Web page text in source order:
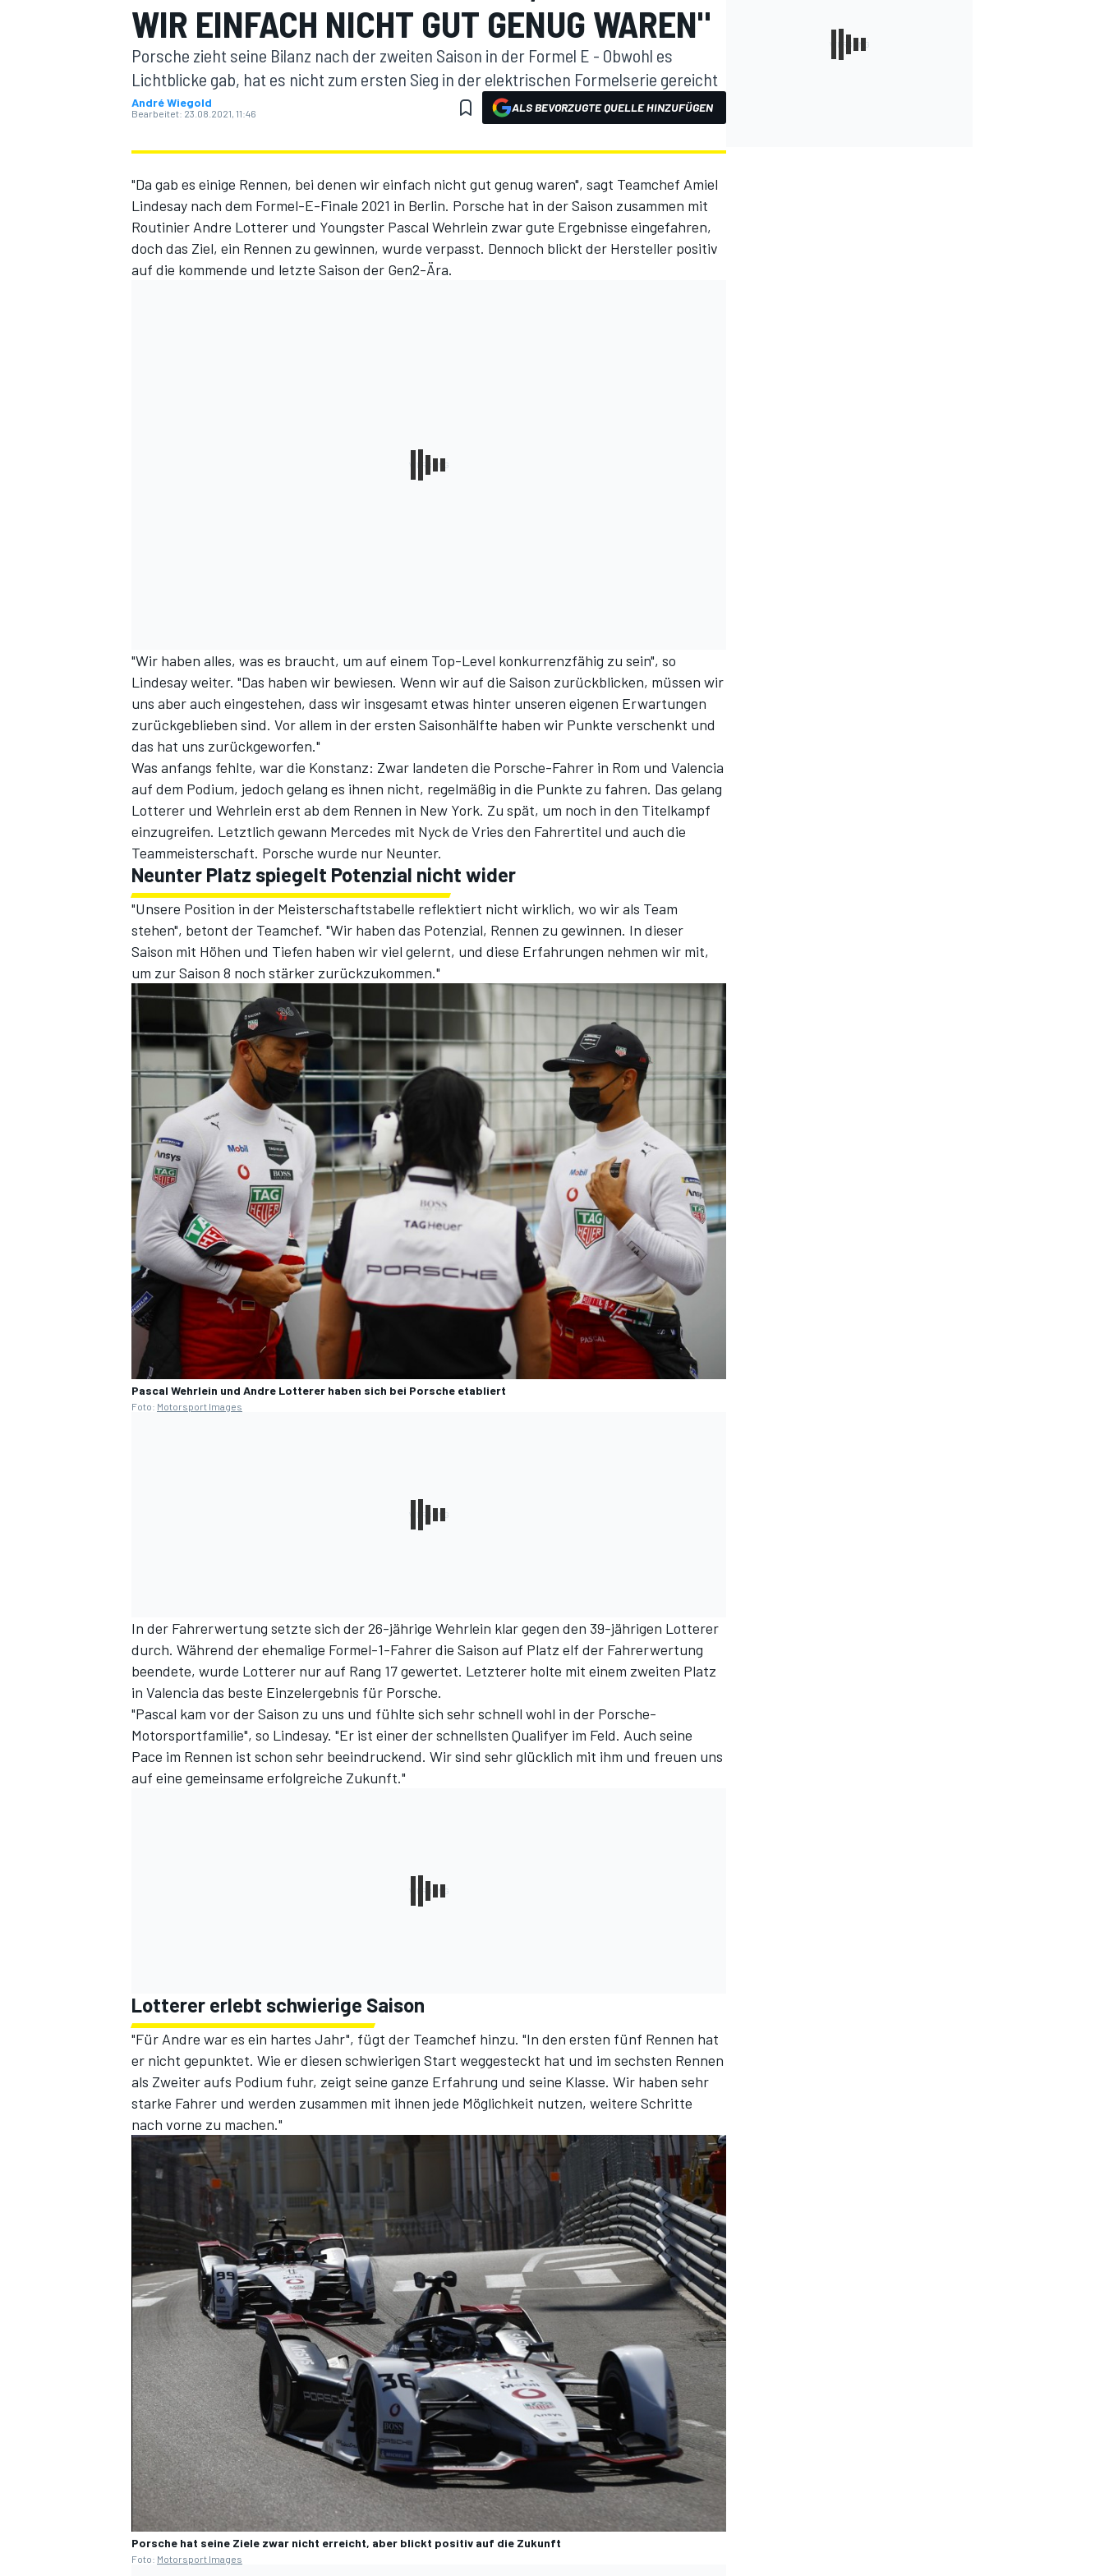
SPORTWAGEN
WIR EINFACH NICHT GUT GENUG WAREN"
Porsche zieht seine Bilanz nach der zweiten Saison in der Formel E - Obwohl es
Lichtblicke gab, hat es nicht zum ersten Sieg in der elektrischen Formelserie gereicht
André Wiegold
Bearbeitet: 23.08.2021, 11:46 ALS BEVORZUGTE QUELLE HINZUFÜGEN
"Da gab es einige Rennen, bei denen wir einfach nicht gut genug waren", sagt Teamchef Amiel
Lindesay nach dem Formel-E-Finale 2021 in Berlin. Porsche hat in der Saison zusammen mit
Routinier Andre Lotterer und Youngster Pascal Wehrlein zwar gute Ergebnisse eingefahren,
doch das Ziel, ein Rennen zu gewinnen, wurde verpasst. Dennoch blickt der Hersteller positiv
auf die kommende und letzte Saison der Gen2-Ära.
"Wir haben alles, was es braucht, um auf einem Top-Level konkurrenzfähig zu sein", so
Lindesay weiter. "Das haben wir bewiesen. Wenn wir auf die Saison zurückblicken, müssen wir
uns aber auch eingestehen, dass wir insgesamt etwas hinter unseren eigenen Erwartungen
zurückgeblieben sind. Vor allem in der ersten Saisonhälfte haben wir Punkte verschenkt und
das hat uns zurückgeworfen."
Was anfangs fehlte, war die Konstanz: Zwar landeten die Porsche-Fahrer in Rom und Valencia
auf dem Podium, jedoch gelang es ihnen nicht, regelmäßig in die Punkte zu fahren. Das gelang
Lotterer und Wehrlein erst ab dem Rennen in New York. Zu spät, um noch in den Titelkampf
einzugreifen. Letztlich gewann Mercedes mit Nyck de Vries den Fahrertitel und auch die
Teammeisterschaft. Porsche wurde nur Neunter.
Neunter Platz spiegelt Potenzial nicht wider
"Unsere Position in der Meisterschaftstabelle reflektiert nicht wirklich, wo wir als Team
stehen", betont der Teamchef. "Wir haben das Potenzial, Rennen zu gewinnen. In dieser
Saison mit Höhen und Tiefen haben wir viel gelernt, und diese Erfahrungen nehmen wir mit,
um zur Saison 8 noch stärker zurückzukommen."
Pascal Wehrlein und Andre Lotterer haben sich bei Porsche etabliert
Foto: Motorsport Images
In der Fahrerwertung setzte sich der 26-jährige Wehrlein klar gegen den 39-jährigen Lotterer
durch. Während der ehemalige Formel-1-Fahrer die Saison auf Platz elf der Fahrerwertung
beendete, wurde Lotterer nur auf Rang 17 gewertet. Letzterer holte mit einem zweiten Platz
in Valencia das beste Einzelergebnis für Porsche.
"Pascal kam vor der Saison zu uns und fühlte sich sehr schnell wohl in der Porsche-
Motorsportfamilie", so Lindesay. "Er ist einer der schnellsten Qualifyer im Feld. Auch seine
Pace im Rennen ist schon sehr beeindruckend. Wir sind sehr glücklich mit ihm und freuen uns
auf eine gemeinsame erfolgreiche Zukunft."
Lotterer erlebt schwierige Saison
"Für Andre war es ein hartes Jahr", fügt der Teamchef hinzu. "In den ersten fünf Rennen hat
er nicht gepunktet. Wie er diesen schwierigen Start weggesteckt hat und im sechsten Rennen
als Zweiter aufs Podium fuhr, zeigt seine ganze Erfahrung und seine Klasse. Wir haben sehr
starke Fahrer und werden zusammen mit ihnen jede Möglichkeit nutzen, weitere Schritte
nach vorne zu machen."
Porsche hat seine Ziele zwar nicht erreicht, aber blickt positiv auf die Zukunft
Foto: Motorsport Images